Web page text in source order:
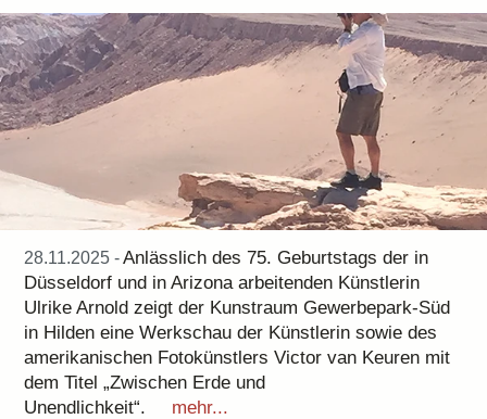
28.11.2025 -Anlässlich des 75. Geburtstags der in
Düsseldorf und in Arizona arbeitenden Künstlerin
Ulrike Arnold zeigt der Kunstraum Gewerbepark-Süd
in Hilden eine Werkschau der Künstlerin sowie des
amerikanischen Fotokünstlers Victor van Keuren mit
dem Titel „Zwischen Erde und
Unendlichkeit“.
mehr...